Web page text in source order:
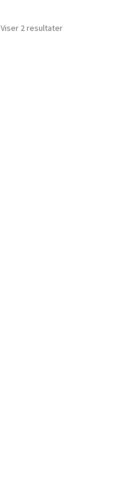
Viser 2 resultaterSorteret